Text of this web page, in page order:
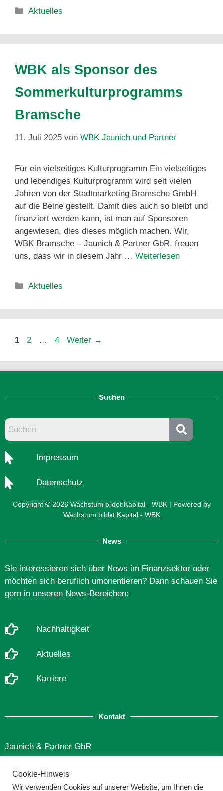
Aktuelles
WBK als Sponsor des
Sommerkulturprogramms
Bramsche
11. Juli 2025 von WBK Jaunich und Partner
Für ein vielseitiges Kulturprogramm Ein vielseitiges
und lebendiges Kulturprogramm wird seit vielen
Jahren von der Stadtmarketing Bramsche GmbH
auf die Beine gestellt. Damit dies auch so bleibt und
finanziert werden kann, ist man auf Sponsoren
angewiesen, dies dieses möglich machen. Wir,
WBK Bramsche – Jaunich & Partner GbR, freuen
uns, dass wir in diesem Jahr … Weiterlesen
Aktuelles
1 2 … 4 Weiter →
Suchen
Impressum
Datenschutz
Copyright © 2026 Wachstum bildet Kapital - WBK | Powered by
Wachstum bildet Kapital - WBK
News
Sie interessieren sich über News im Finanzsektor oder
möchten sich beruflich umorientieren? Dann schauen Sie
gern in unseren News-Bereichen:
Nachhaltigkeit
Aktuelles
Karriere
Kontakt
Jaunich & Partner GbR
Cookie-Hinweis
Wir verwenden Cookies auf unserer Website, um Ihnen die